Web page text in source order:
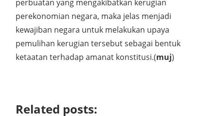
perbuatan yang mengakibatkan kerugian
perekonomian negara, maka jelas menjadi
kewajiban negara untuk melakukan upaya
pemulihan kerugian tersebut sebagai bentuk
ketaatan terhadap amanat konstitusi.(muj)
Related posts: